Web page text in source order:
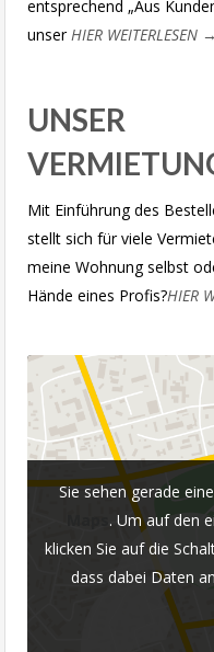
entsprechend „Aus
unser HIER WEITERLESEN →
UNSER
Mit Einführung des
stellt sich für viele
meine Wohnung selbst
Hände eines Profis?HIER
Sie sehen gerade
. Um auf den
klicken Sie auf die
dass dabei Daten